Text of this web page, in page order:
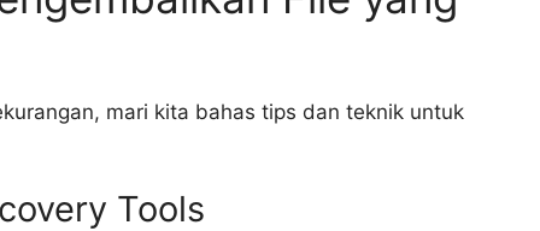
mari kita bahas tips dan teknik untuk
Tools